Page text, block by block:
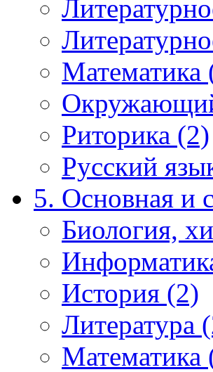
Математика
Риторика (2)
Русский
5. Основная и
Биология,
История (2)
Литература
Математика